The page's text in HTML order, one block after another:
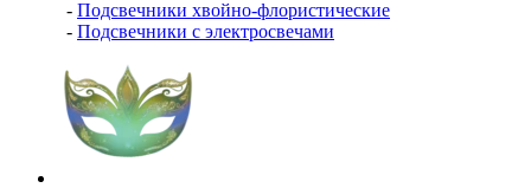
- Подсвечники хвойно-флористические
- Подсвечники с электросвечами